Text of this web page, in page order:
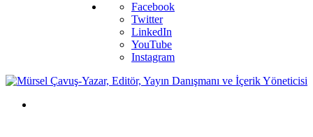
Facebook
Twitter
LinkedIn
YouTube
Instagram